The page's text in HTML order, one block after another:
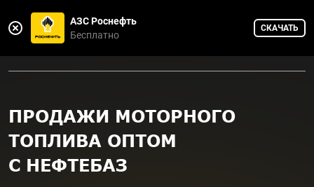
ПРОДАЖИ МОТОРНОГО
ТОПЛИВА ОПТОМ
С НЕФТЕБАЗ
АЗС Роснефть
Бесплатно
СКАЧАТЬ